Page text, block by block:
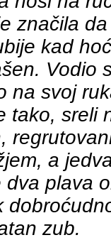
značila
kad
Vodio
na svoj
tako, sreli
a
plava
zub.